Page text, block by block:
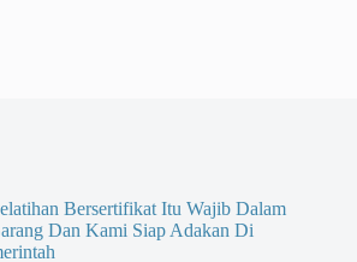
Bersertifikat Itu Wajib Dalam
Dan Kami Siap Adakan Di